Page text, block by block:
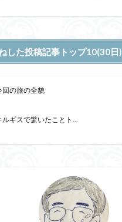
した投稿記事トップ10(30日)
回の旅の全貌
ルギスで驚いたことト...